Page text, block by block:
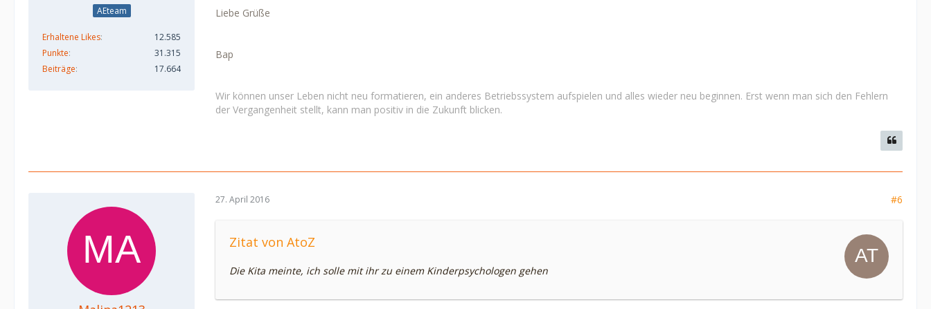
AEteam
Erhaltene Likes
12.585
Punkte
31.315
Beiträge
17.664
Liebe Grüße
Bap
Wir können unser Leben nicht neu formatieren, ein anderes Betriebssystem aufspielen und alles wieder neu beginnen. Erst wenn man sich den Fehlern
der Vergangenheit stellt, kann man positiv in die Zukunft blicken.
27. April 2016 #6
Zitat von AtoZ
Die Kita meinte, ich solle mit ihr zu einem Kinderpsychologen gehen